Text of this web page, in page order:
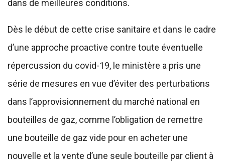
dans de meilleures conditions.
Dès le début de cette crise sanitaire et dans le cadre
d’une approche proactive contre toute éventuelle
répercussion du covid-19, le ministère a pris une
série de mesures en vue d’éviter des perturbations
dans l’approvisionnement du marché national en
bouteilles de gaz, comme l’obligation de remettre
une bouteille de gaz vide pour en acheter une
nouvelle et la vente d’une seule bouteille par client à